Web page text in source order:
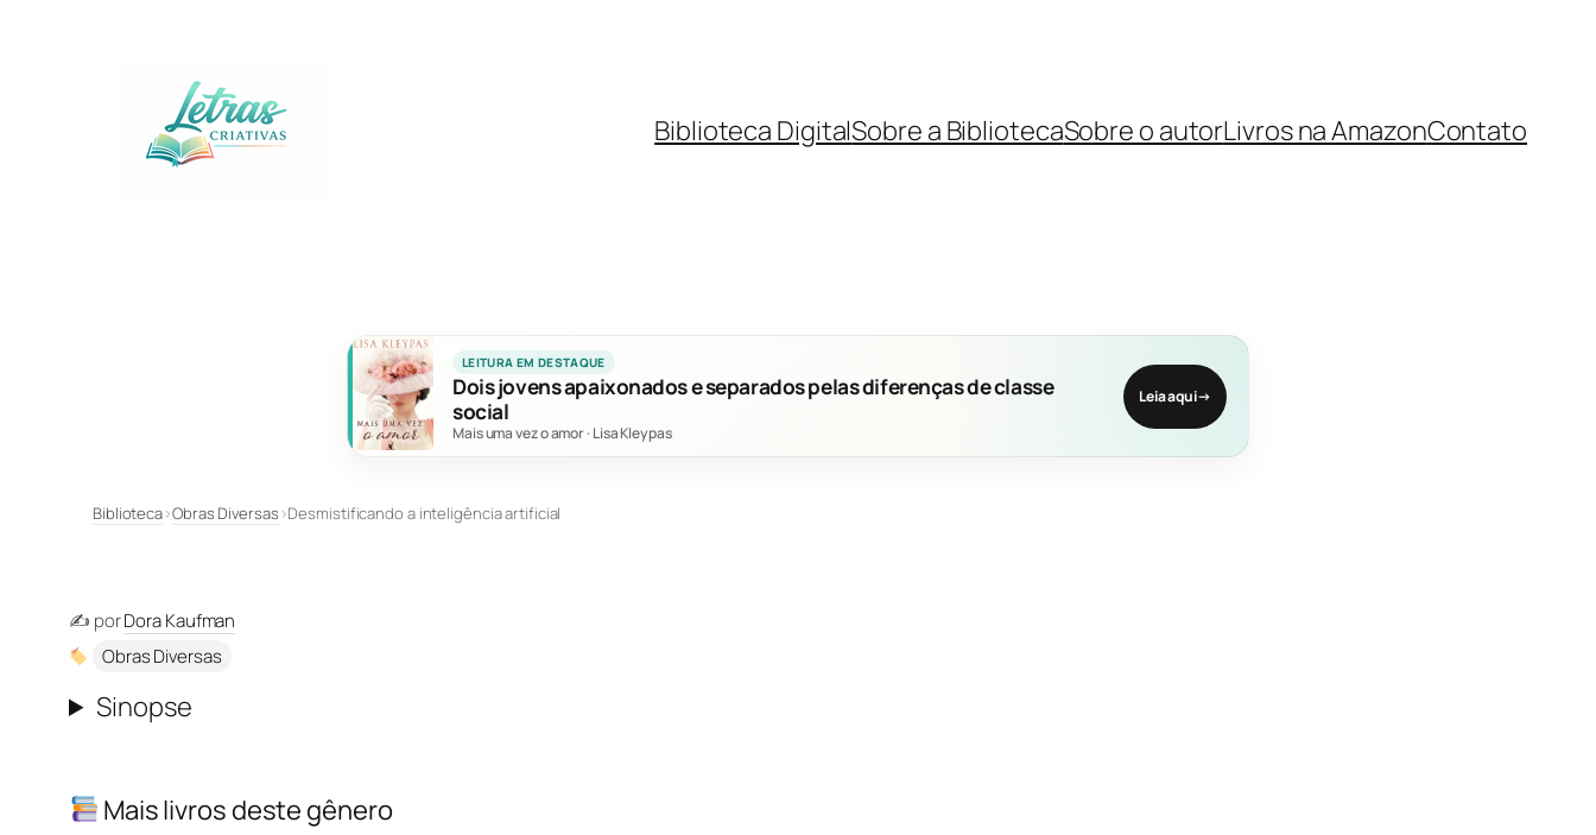
Biblioteca DigitalSobre a BibliotecaSobre o autorLivros na AmazonContato
LEITURA EM DESTAQUE
Dois jovens apaixonados e separados pelas diferenças de classe
social
Mais uma vez o amor · Lisa Kleypas
Leia aqui→
Biblioteca›Obras Diversas›Desmistificando a inteligência artificial
✍️ porDora Kaufman
Obras Diversas
Sinopse
Mais livros deste gênero